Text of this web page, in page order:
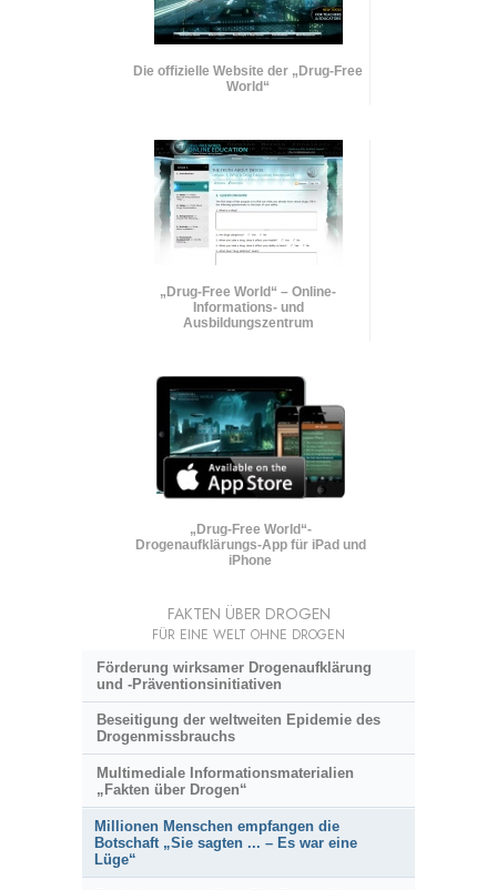
Die offizielle Website der „Drug-Free
World“
„Drug-Free World“ – Online-
Informations- und
Ausbildungszentrum
„Drug-Free World“-
Drogenaufklärungs-App für iPad und
iPhone
FAKTEN ÜBER DROGEN
FÜR EINE WELT OHNE DROGEN
Förderung wirksamer Drogenaufklärung
und -Präventionsinitiativen
Beseitigung der weltweiten Epidemie des
Drogenmissbrauchs
Multimediale Informationsmaterialien
„Fakten über Drogen“
Millionen Menschen empfangen die
Botschaft „Sie sagten ... – Es war eine
Lüge“